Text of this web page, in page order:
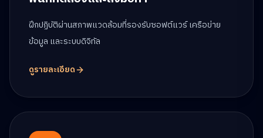
ฝึกปฏิบัติผ่านสภาพแวดล้อมที่รองรับซอฟต์แวร์ เครือข่าย
ข้อมูล และระบบดิจิทัล
ดูรายละเอียด